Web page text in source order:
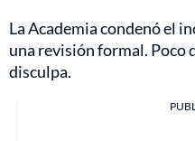
La Academia condenó el
una revisión formal. Poco
disculpa.